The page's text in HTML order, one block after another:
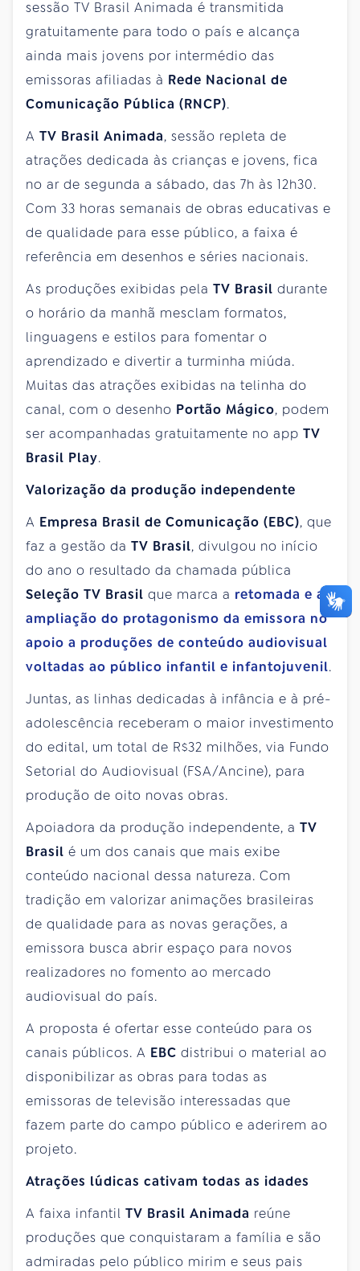
sessão TV Brasil Animada é transmitida
gratuitamente para todo o país e alcança
ainda mais jovens por intermédio das
emissoras afiliadas à Rede Nacional de
Comunicação Pública (RNCP).
A TV Brasil Animada, sessão repleta de
atrações dedicada às crianças e jovens, fica
no ar de segunda a sábado, das 7h às 12h30.
Com 33 horas semanais de obras educativas e
de qualidade para esse público, a faixa é
referência em desenhos e séries nacionais.
As produções exibidas pela TV Brasil durante
o horário da manhã mesclam formatos,
linguagens e estilos para fomentar o
aprendizado e divertir a turminha miúda.
Muitas das atrações exibidas na telinha do
canal, com o desenho Portão Mágico, podem
ser acompanhadas gratuitamente no app TV
Brasil Play.
Valorização da produção independente
A Empresa Brasil de Comunicação (EBC), que
faz a gestão da TV Brasil, divulgou no início
do ano o resultado da chamada pública
Seleção TV Brasil que marca a retomada e a
ampliação do protagonismo da emissora no
apoio a produções de conteúdo audiovisual
voltadas ao público infantil e infantojuvenil.
Juntas, as linhas dedicadas à infância e à pré-
adolescência receberam o maior investimento
do edital, um total de R$32 milhões, via Fundo
Setorial do Audiovisual (FSA/Ancine), para
produção de oito novas obras.
Apoiadora da produção independente, a TV
Brasil é um dos canais que mais exibe
conteúdo nacional dessa natureza. Com
tradição em valorizar animações brasileiras
de qualidade para as novas gerações, a
emissora busca abrir espaço para novos
realizadores no fomento ao mercado
audiovisual do país.
A proposta é ofertar esse conteúdo para os
canais públicos. A EBC distribui o material ao
disponibilizar as obras para todas as
emissoras de televisão interessadas que
fazem parte do campo público e aderirem ao
projeto.
Atrações lúdicas cativam todas as idades
A faixa infantil TV Brasil Animada reúne
produções que conquistaram a família e são
admiradas pelo público mirim e seus pais